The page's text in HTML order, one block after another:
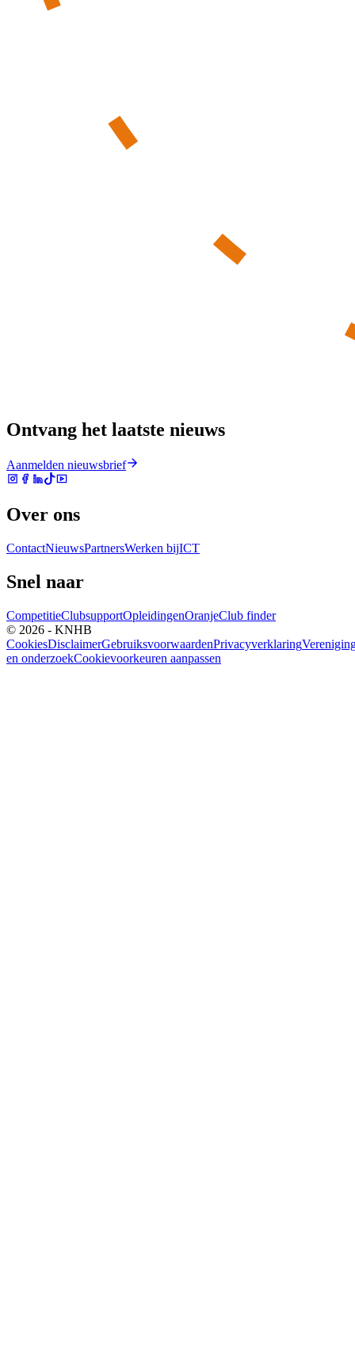
Ontvang het laatste nieuws
Aanmelden nieuwsbrief
Over ons
ContactNieuwsPartnersWerken bijICT
Snel naar
CompetitieClubsupportOpleidingenOranjeClub finder
© 2026 - KNHB
CookiesDisclaimerGebruiksvoorwaardenPrivacyverklaring
en onderzoekCookievoorkeuren aanpassen